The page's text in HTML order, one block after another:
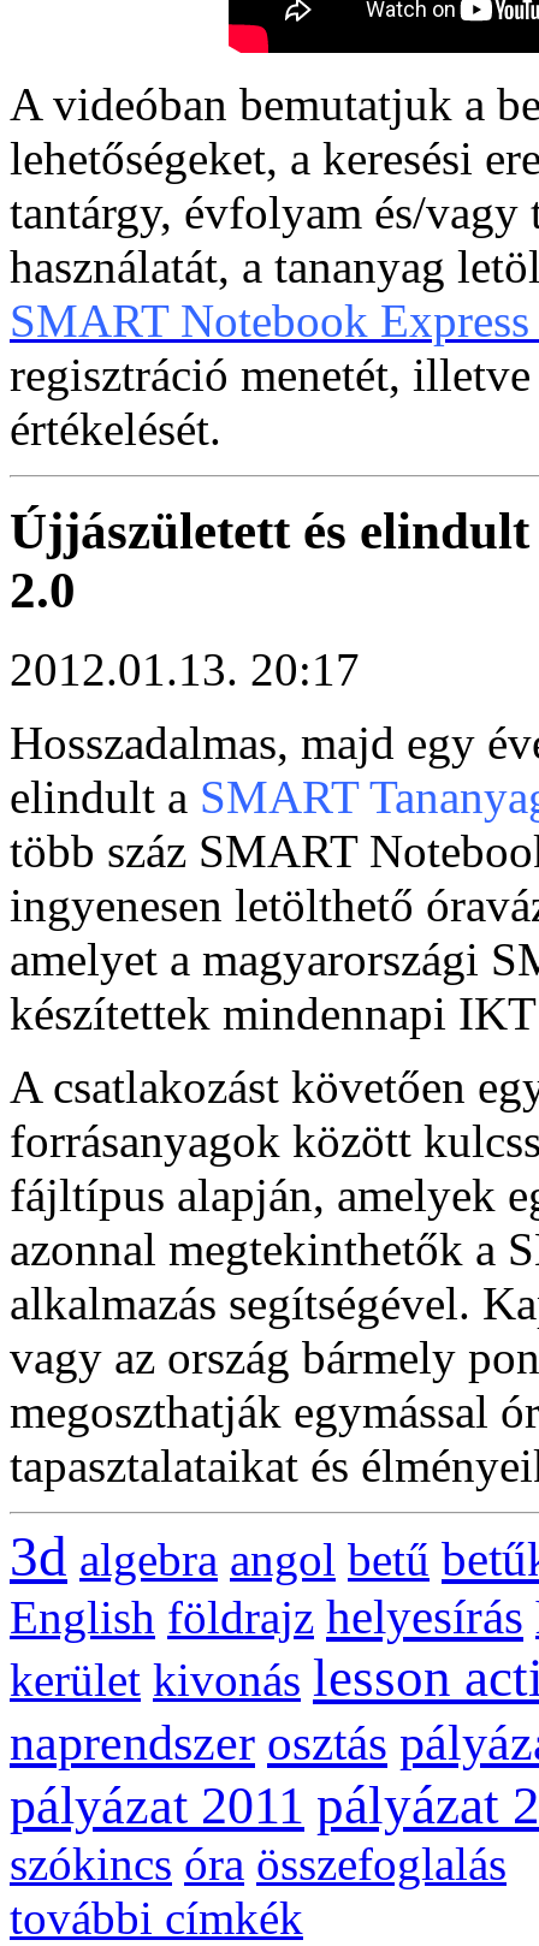
A videóban bemutatjuk a
lehetőségeket, a keresési
tantárgy, évfolyam és/
használatát, a tananyag
SMART Notebook Express
regisztráció menetét,
értékelését.
Újjászületett és
2.0
2012.01.13. 20:17
Hosszadalmas, majd egy
elindult a SMART
több száz SMART
ingyenesen letölthető
amelyet a magyarországi
készítettek mindennapi
A csatlakozást követően
forrásanyagok között
fájltípus alapján, amelyek
azonnal megtekinthetők a
alkalmazás segítségével.
vagy az ország bármely
megoszthatják egymással
tapasztalataikat és
3d algebra angol betű
English földrajz helyesírás
kerület kivonás lesson
naprendszer osztás
pályázat 2011 pályázat
szókincs óra összefoglalás
további címkék